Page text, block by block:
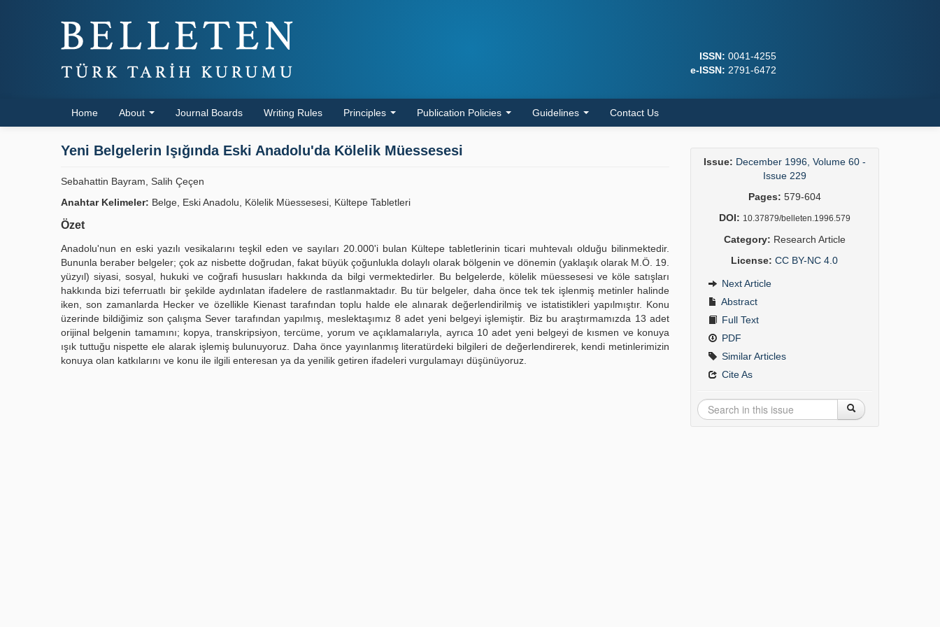
ISSN: 0041-4255
e-ISSN: 2791-6472
Home About Journal Boards Writing Rules Principles Publication Policies Guidelines Contact Us
Yeni Belgelerin Işığında Eski Anadolu'da Kölelik Müessesesi
Sebahattin Bayram, Salih Çeçen
Anahtar Kelimeler: Belge, Eski Anadolu, Kölelik Müessesesi, Kültepe Tabletleri
Özet
Anadolu'nun en eski yazılı vesikalarını teşkil eden ve sayıları 20.000'i bulan Kültepe tabletlerinin ticari muhtevalı olduğu bilinmektedir.
Bununla beraber belgeler; çok az nisbette doğrudan, fakat büyük çoğunlukla dolaylı olarak bölgenin ve dönemin (yaklaşık olarak M.Ö. 19.
yüzyıl) siyasi, sosyal, hukuki ve coğrafi hususları hakkında da bilgi vermektedirler. Bu belgelerde, kölelik müessesesi ve köle satışları
hakkında bizi teferruatlı bir şekilde aydınlatan ifadelere de rastlanmaktadır. Bu tür belgeler, daha önce tek tek işlenmiş metinler halinde
iken, son zamanlarda Hecker ve özellikle Kienast tarafından toplu halde ele alınarak değerlendirilmiş ve istatistikleri yapılmıştır. Konu
üzerinde bildiğimiz son çalışma Sever tarafından yapılmış, meslektaşımız 8 adet yeni belgeyi işlemiştir. Biz bu araştırmamızda 13 adet
orijinal belgenin tamamını; kopya, transkripsiyon, tercüme, yorum ve açıklamalarıyla, ayrıca 10 adet yeni belgeyi de kısmen ve konuya
ışık tuttuğu nispette ele alarak işlemiş bulunuyoruz. Daha önce yayınlanmış literatürdeki bilgileri de değerlendirerek, kendi metinlerimizin
konuya olan katkılarını ve konu ile ilgili enteresan ya da yenilik getiren ifadeleri vurgulamayı düşünüyoruz.
Issue: December 1996, Volume 60 -
Issue 229
Pages: 579-604
DOI: 10.37879/belleten.1996.579
Category: Research Article
License: CC BY-NC 4.0
Next Article
Abstract
Full Text
PDF
Similar Articles
Cite As